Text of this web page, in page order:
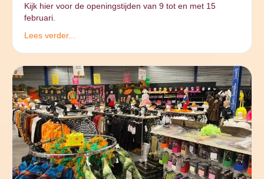
Kijk hier voor de openingstijden van 9 tot en met 15
februari.
Lees verder...